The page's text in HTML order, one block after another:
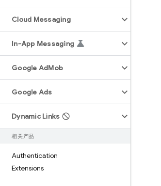
Cloud Messaging
In-App Messaging
Google AdMob
Google Ads
Dynamic Links
相关产品
Authentication
Extensions